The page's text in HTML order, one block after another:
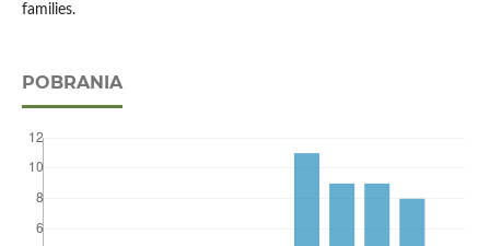
families.
POBRANIA